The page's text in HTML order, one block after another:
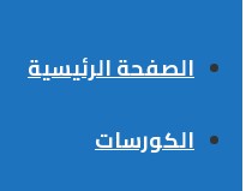
الصفحة الرئيسية
الكورسات